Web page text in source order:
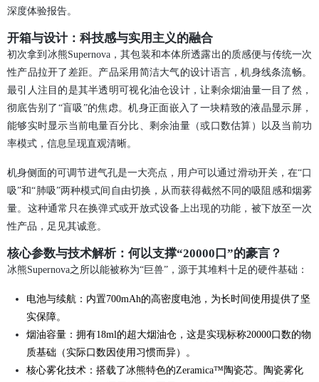
深度体验报告。
开箱与设计：科技感与实用主义的融合
初次拿到冰熊Supernova，其包装和本体所透露出的质感便与传统一次
性产品拉开了差距。产品采用简洁大气的设计语言，机身线条流畅。
最引人注目的是其半透明可视化油仓设计，让剩余烟油量一目了然，
彻底告别了“盲吸”的焦虑。机身正面嵌入了一块精致的液晶显示屏，
能够实时显示当前电量百分比、剩余油量（或口数估算）以及当前功
率模式，信息呈现直观清晰。
机身侧面的可调节进气孔是一大亮点，用户可以通过滑动开关，在“口
吸”和“肺吸”两种模式间自由切换，从而获得截然不同的吸阻感和烟雾
量。这种通常只在换弹式或开放式设备上出现的功能，被下放至一次
性产品，足见其诚意。
核心参数与技术解析：何以支撑“20000口”的豪言？
冰熊Supernova之所以能被称为“巨兽”，源于其堆料十足的硬件基础：
电池与续航：内置700mAh的高密度电池，为长时间使用提供了坚
实保障。
烟油容量：拥有18ml的超大烟油仓，这是实现标称20000口数的物
质基础（实际口数因使用习惯而异）。
核心雾化技术：搭载了冰熊特色的Zeramica™陶瓷芯。陶瓷雾化